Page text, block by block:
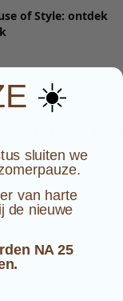
of Style: ontdek
☀️
sluiten we
van harte
de nieuwe
NA 25